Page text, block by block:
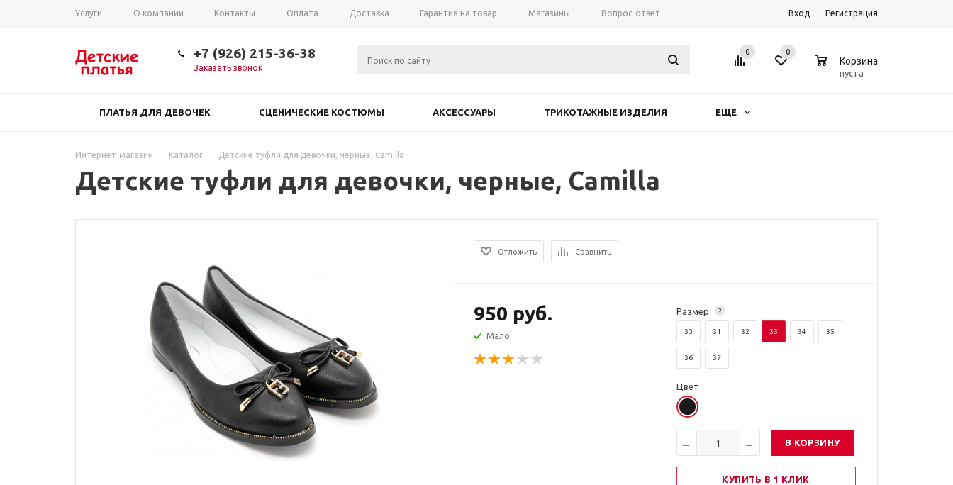
Услуги О компании Контакты Оплата Доставка Гарантия на товар Магазины Вопрос-ответ Вход Регистрация
+7 (926) 215-36-38
Заказать звонок
0 0
Корзина
пуста
ПЛАТЬЯ ДЛЯ ДЕВОЧЕК СЦЕНИЧЕСКИЕ КОСТЮМЫ АКСЕССУАРЫ ТРИКОТАЖНЫЕ ИЗДЕЛИЯ ЕЩЕ
Интернет-магазин - Каталог - Детские туфли для девочки, черные, Camilla
Детские туфли для девочки, черные, Camilla
Отложить Сравнить
950 руб.
Мало
?
Размер
30 31 32 33 34 35
36 37
Цвет
В КОРЗИНУ
КУПИТЬ В 1 КЛИК